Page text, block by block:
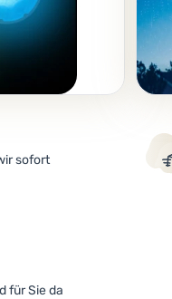
sofort
für Sie da